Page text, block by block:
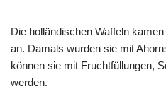
Die holländischen Waffeln
an. Damals wurden sie mit
können sie mit Fruchtfüllungen,
werden.